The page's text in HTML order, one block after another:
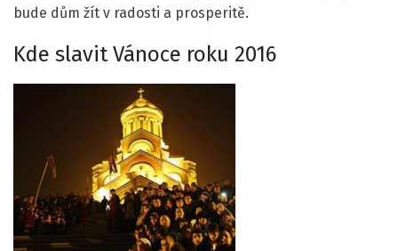
bude dům žít v radosti a prosperitě.
Kde slavit Vánoce roku 2016